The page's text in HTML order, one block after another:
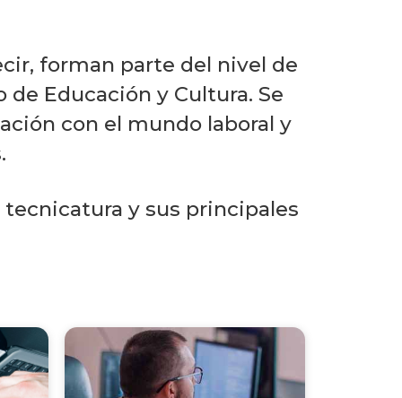
Carreras
universitarias
Postgrados
la
oferta
académica
forman parte del nivel de
Educación y Cultura. Se
con el mundo laboral y
y sus principales